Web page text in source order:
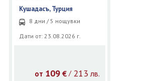
Кушадасъ, Турция
8 дни / 5 нощувки
Дати от: 23.08.2026 г.
от 109 €/ 213 лв.